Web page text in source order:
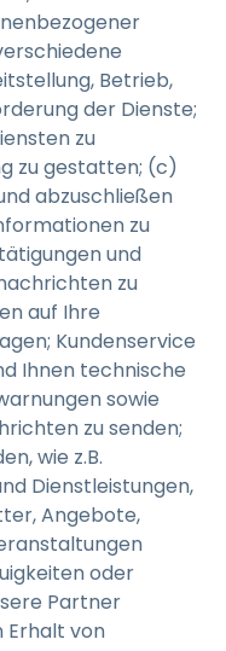
Betrieb,
der Dienste;
zu
zu gestatten; (c)
abzuschließen
zu
und
zu
auf Ihre
Kundenservice
Ihnen technische
sowie
zu senden;
wie z.B.
Dienstleistungen,
Angebote,
oder
Partner
Erhalt von